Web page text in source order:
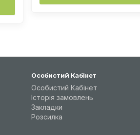
Особистий Кабінет
Особистий Кабінет
Історія замовлень
Закладки
Розсилка